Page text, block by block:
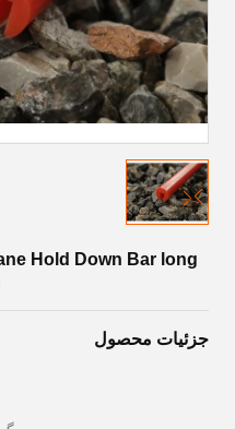
Hold Down Bar long
جزئیات محصول